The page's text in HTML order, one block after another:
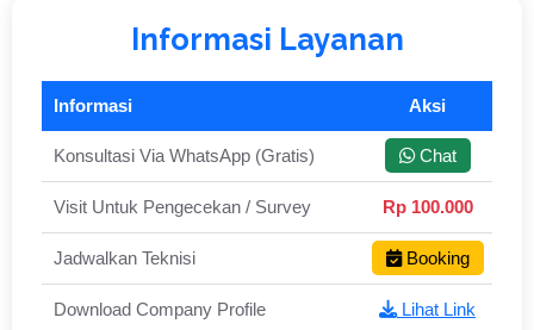
Informasi Layanan
Informasi Aksi
Konsultasi Via WhatsApp (Gratis) Chat
Visit Untuk Pengecekan / Survey Rp 100.000
Jadwalkan Teknisi Booking
Download Company Profile Lihat Link